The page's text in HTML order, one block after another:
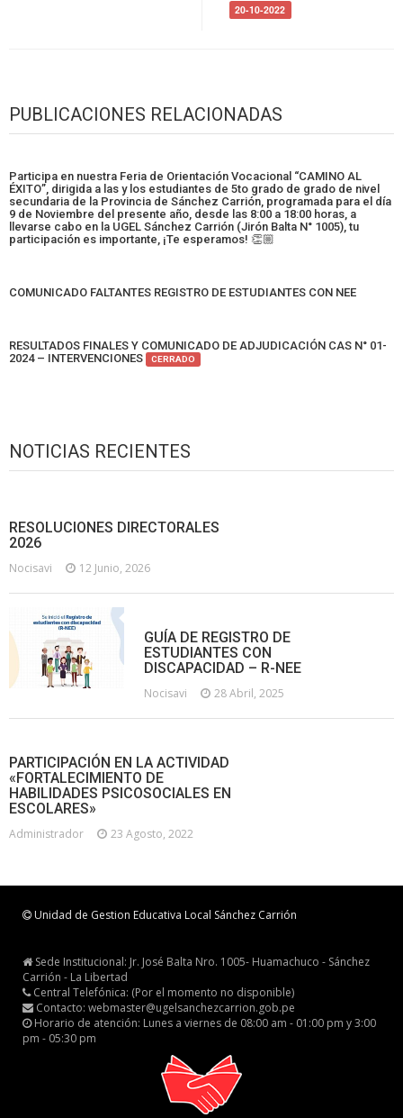
20-10-2022
PUBLICACIONES RELACIONADAS
Participa en nuestra Feria de Orientación Vocacional “CAMINO AL
ÉXITO”, dirigida a las y los estudiantes de 5to grado de grado de nivel
secundaria de la Provincia de Sánchez Carrión, programada para el día
9 de Noviembre del presente año, desde las 8:00 a 18:00 horas, a
llevarse cabo en la UGEL Sánchez Carrión (Jirón Balta N° 1005), tu
participación es importante, ¡Te esperamos! 👏🏼
COMUNICADO FALTANTES REGISTRO DE ESTUDIANTES CON NEE
RESULTADOS FINALES Y COMUNICADO DE ADJUDICACIÓN CAS N° 01-
2024 – INTERVENCIONES
CERRADO
NOTICIAS RECIENTES
RESOLUCIONES DIRECTORALES
2026
Nocisavi 12 Junio, 2026
GUÍA DE REGISTRO DE
ESTUDIANTES CON
DISCAPACIDAD – R-NEE
Nocisavi 28 Abril, 2025
PARTICIPACIÓN EN LA ACTIVIDAD
«FORTALECIMIENTO DE
HABILIDADES PSICOSOCIALES EN
ESCOLARES»
Administrador 23 Agosto, 2022
Unidad de Gestion Educativa Local Sánchez Carrión
Sede Institucional: Jr. José Balta Nro. 1005- Huamachuco - Sánchez
Carrión - La Libertad
Central Telefónica: (Por el momento no disponible)
Contacto: webmaster@ugelsanchezcarrion.gob.pe
Horario de atención: Lunes a viernes de 08:00 am - 01:00 pm y 3:00
pm - 05:30 pm